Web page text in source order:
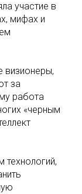
участие в
мифах и
визионеры,
за
работа
«черным